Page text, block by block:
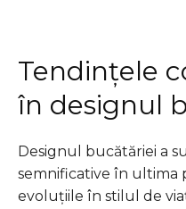
Tendințele
în designul
Designul bucătăriei a
semnificative în ultima
evoluțiile în stilul de